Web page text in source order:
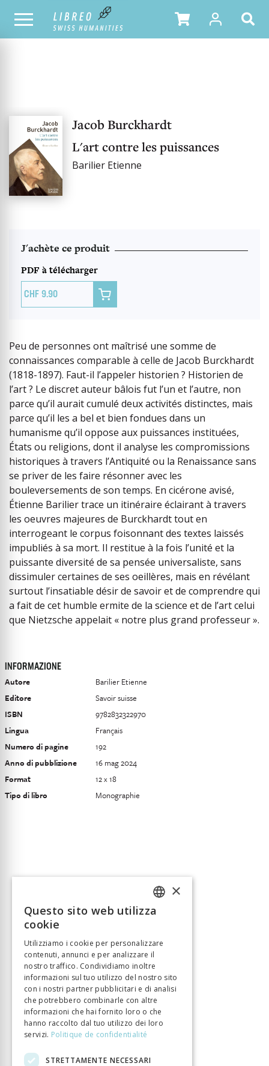
OUR CATALOGUE
Jacob Burckhardt
L'art contre les puissances
Barilier Etienne
J'achète ce produit
PDF à télécharger
9.90 
Peu de personnes ont maîtrisé une somme de
connaissances comparable à celle de Jacob Burckhardt
(1818-1897). Faut-il l’appeler historien ? Historien de
l’art ? Le discret auteur bâlois fut l’un et l’autre, non
parce qu’il aurait cumulé deux activités distinctes, mais
parce qu’il les a bel et bien fondues dans un
humanisme qu’il oppose aux puissances instituées,
États ou religions, dont il analyse les compromissions
historiques à travers l’Antiquité ou la Renaissance sans
se priver de les faire résonner avec les
bouleversements de son temps. En cicérone avisé,
Étienne Barilier trace un itinéraire éclairant à travers
les oeuvres majeures de Burckhardt tout en
interrogeant le corpus foisonnant des textes laissés
impubliés à sa mort. Il restitue à la fois l’unité et la
puissante diversité de sa pensée universaliste, sans
dissimuler certaines de ses oeillères, mais en révélant
surtout l’insatiable désir de savoir et de comprendre qui
a fait de cet humble ermite de la science et de l’art celui
que Nietzsche appelait « notre plus grand professeur ».
INFORMAZIONE
Autore
Barilier Etienne
Editore
Savoir suisse
ISBN
9782832322970
Lingua
Français
Numero di pagine
192
Anno di pubblizione
16 mag 2024
Format
12 x 18
Tipo di libro
Monographie
FRENCH
×
Questo sito web utilizza
cookie
Utilizziamo i cookie per personalizzare
contenuti, annunci e per analizzare il
nostro traffico. Condividiamo inoltre
informazioni sul tuo utilizzo del nostro sito
con i nostri partner pubblicitari e di analisi
che potrebbero combinarle con altre
informazioni che hai fornito loro o che
hanno raccolto dal tuo utilizzo dei loro
servizi. Politique de confidentialité
STRETTAMENTE NECESSARI